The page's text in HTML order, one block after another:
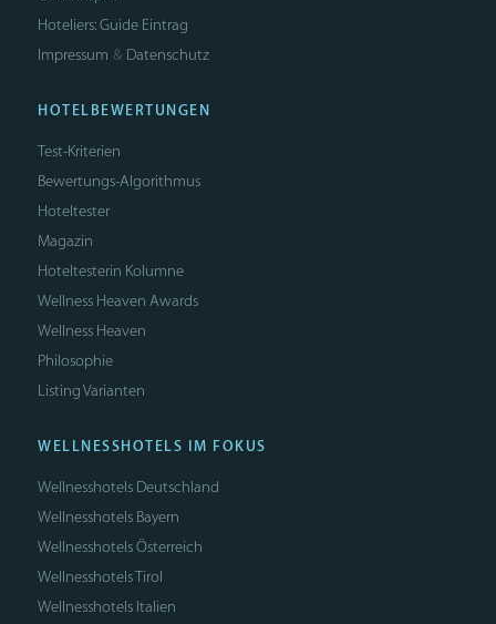
Hoteliers: Guide Eintrag
Impressum & Datenschutz
HOTELBEWERTUNGEN
Test-Kriterien
Bewertungs-Algorithmus
Hoteltester
Magazin
Hoteltesterin Kolumne
Wellness Heaven Awards
Wellness Heaven
Philosophie
Listing Varianten
WELLNESSHOTELS IM FOKUS
Wellnesshotels Deutschland
Wellnesshotels Bayern
Wellnesshotels Österreich
Wellnesshotels Tirol
Wellnesshotels Italien